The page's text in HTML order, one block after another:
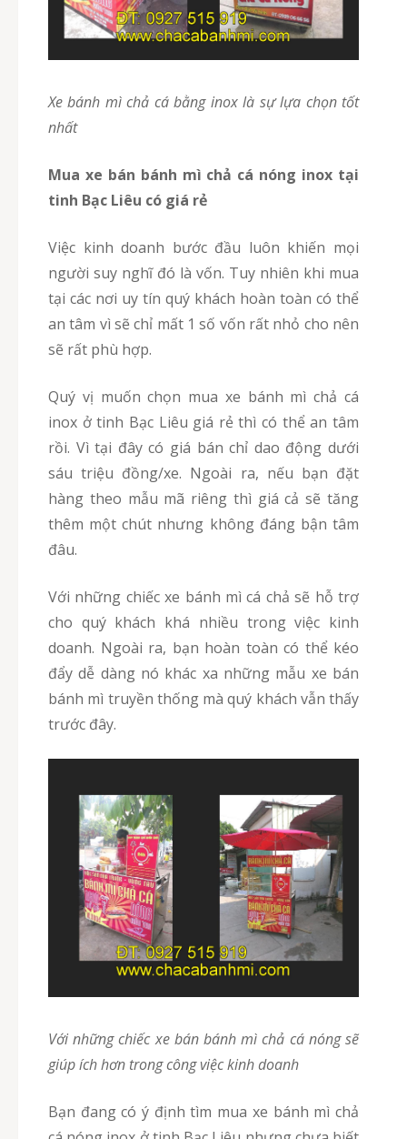
Xe bánh mì chả cá bằng inox là sự lựa chọn tốt
nhất
Mua xe bán bánh mì chả cá nóng inox tại
tinh Bạc Liêu có giá rẻ
Việc kinh doanh bước đầu luôn khiến mọi
người suy nghĩ đó là vốn. Tuy nhiên khi mua
tại các nơi uy tín quý khách hoàn toàn có thể
an tâm vì sẽ chỉ mất 1 số vốn rất nhỏ cho nên
sẽ rất phù hợp.
Quý vị muốn chọn mua xe bánh mì chả cá
inox ở tinh Bạc Liêu giá rẻ thì có thể an tâm
rồi. Vì tại đây có giá bán chỉ dao động dưới
sáu triệu đồng/xe. Ngoài ra, nếu bạn đặt
hàng theo mẫu mã riêng thì giá cả sẽ tăng
thêm một chút nhưng không đáng bận tâm
đâu.
Với những chiếc xe bánh mì cá chả sẽ hỗ trợ
cho quý khách khá nhiều trong việc kinh
doanh. Ngoài ra, bạn hoàn toàn có thể kéo
đẩy dễ dàng nó khác xa những mẫu xe bán
bánh mì truyền thống mà quý khách vẫn thấy
trước đây.
Với những chiếc xe bán bánh mì chả cá nóng sẽ
giúp ích hơn trong công việc kinh doanh
Bạn đang có ý định tìm mua xe bánh mì chả